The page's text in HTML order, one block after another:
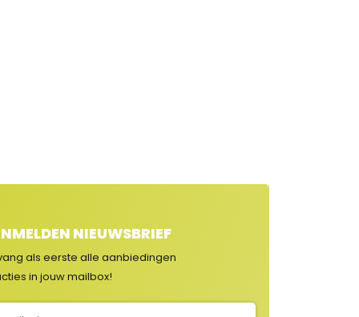
NIEUWSBRIEF
als eerste alle aanbiedingen
in jouw mailbox!